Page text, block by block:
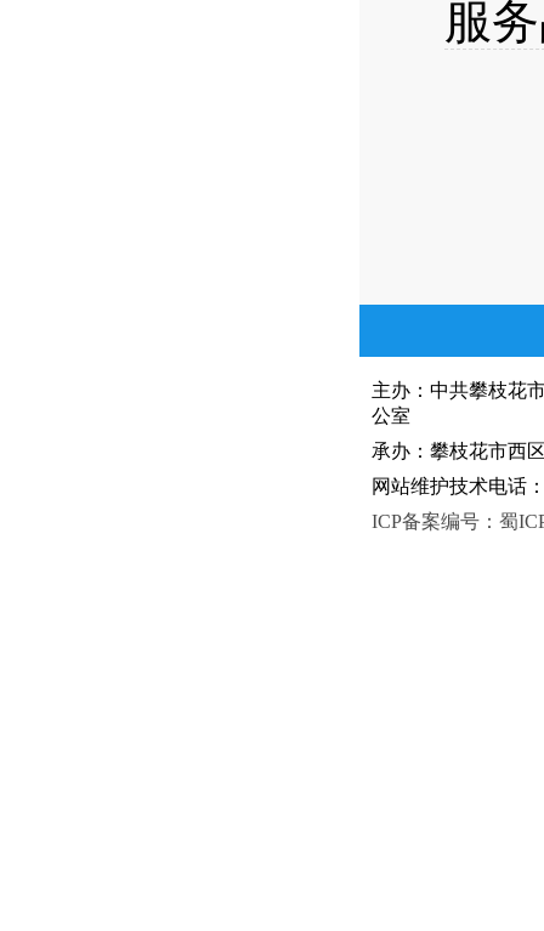
服
主办：中共攀枝
公室
承办：攀枝花市西
网站维护技术电话
ICP备案编号：蜀